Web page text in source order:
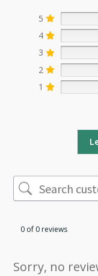
5
4
3
2
1
0 of 0 reviews
Sorry, no